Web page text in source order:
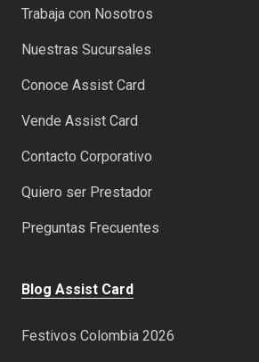
Trabaja con Nosotros
Nuestras Sucursales
Conoce Assist Card
Vende Assist Card
Contacto Corporativo
Quiero ser Prestador
Preguntas Frecuentes
Blog Assist Card
Festivos Colombia 2026